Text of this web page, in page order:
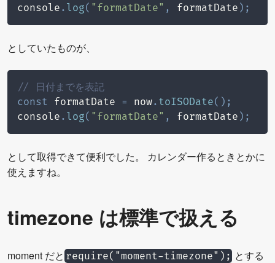
console . log( "formatDate" , formatDate ) ;
としていたものが、
// 日付までを表記
const formatDate = now. toISODate( ) ;
console . log( "formatDate" , formatDate ) ;
として取得できて便利でした。 カレンダー作るときとかに
使えますね。
timezone は標準で扱える
moment だと require("moment-timezone"); とする